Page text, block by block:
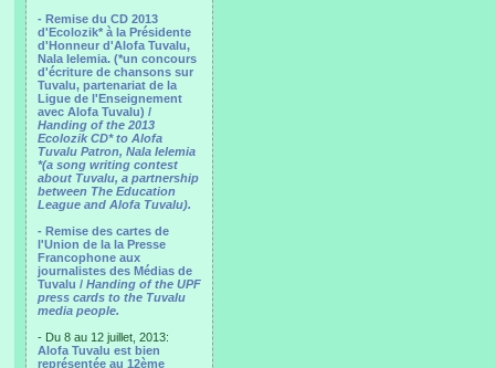
- Remise du CD 2013
d'Ecolozik* à la Présidente
d'Honneur d'Alofa Tuvalu,
Nala Ielemia. (*un concours
d'écriture de chansons sur
Tuvalu, partenariat de la
Ligue de l'Enseignement
avec Alofa Tuvalu) /
Handing of the 2013
Ecolozik CD* to Alofa
Tuvalu Patron, Nala Ielemia
*(a song writing contest
about Tuvalu, a partnership
between The Education
League and Alofa Tuvalu).
- Remise des cartes de
l'Union de la la Presse
Francophone aux
journalistes des Médias de
Tuvalu / Handing of the UPF
press cards to the Tuvalu
media people.
- Du 8 au 12 juillet, 2013:
Alofa Tuvalu est bien
représentée au 12ème